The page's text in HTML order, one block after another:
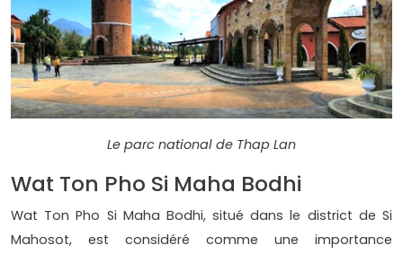
Le parc national de Thap Lan
Wat Ton Pho Si Maha Bodhi
Wat Ton Pho Si Maha Bodhi, situé dans le district de Si
Mahosot, est considéré comme une importance